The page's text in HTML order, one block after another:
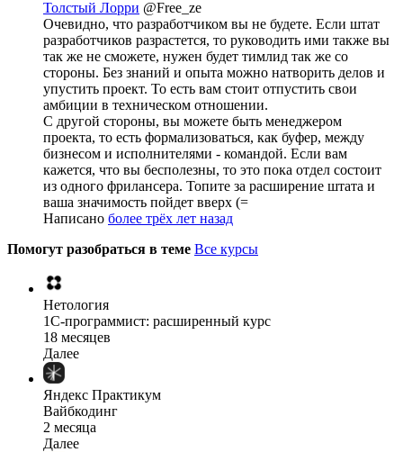
Толстый Лорри @Free_ze
Очевидно, что разработчиком вы не будете. Если штат
разработчиков разрастется, то руководить ими также вы
так же не сможете, нужен будет тимлид так же со
стороны. Без знаний и опыта можно натворить делов и
упустить проект. То есть вам стоит отпустить свои
амбиции в техническом отношении.
С другой стороны, вы можете быть менеджером
проекта, то есть формализоваться, как буфер, между
бизнесом и исполнителями - командой. Если вам
кажется, что вы бесполезны, то это пока отдел состоит
из одного фрилансера. Топите за расширение штата и
ваша значимость пойдет вверх (=
Написано более трёх лет назад
Помогут разобраться в теме Все курсы
Нетология
1C-программист: расширенный курс
18 месяцев
Далее
Яндекс Практикум
Вайбкодинг
2 месяца
Далее